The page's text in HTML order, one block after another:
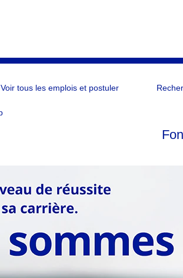
Voir tous les emplois et postuler